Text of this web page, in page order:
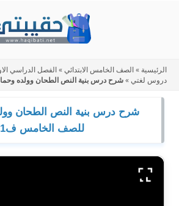
الرئيسية »الصف الخامس الابتدائي»الفصل الدراسي
دروس لغتي»شرح درس بنية النص الطحان وولده
شرح درس بنية النص الطحان
للصف الخامس ف1